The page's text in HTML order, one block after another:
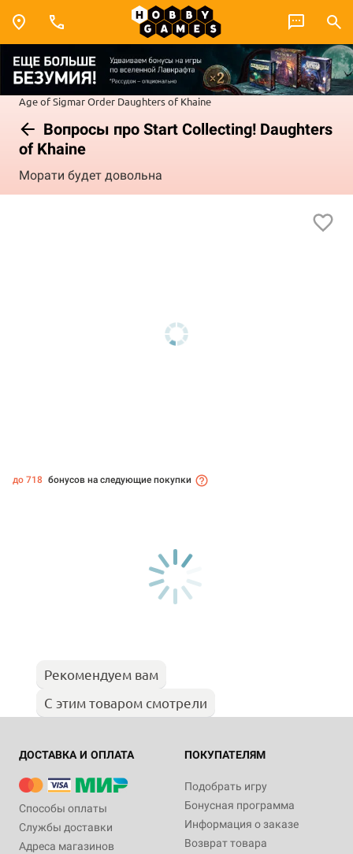
Age of SigmarOrder Daughters of Khaine
Вопросы про Start Collecting! Daughters
of Khaine
Морати будет довольна
до 718 бонусов на следующие покупки
Рекомендуем вам
С этим товаром смотрели
ДОСТАВКА И ОПЛАТА
Способы оплаты
Службы доставки
Адреса магазинов
ПОКУПАТЕЛЯМ
Подобрать игру
Бонусная программа
Информация о заказе
Возврат товара